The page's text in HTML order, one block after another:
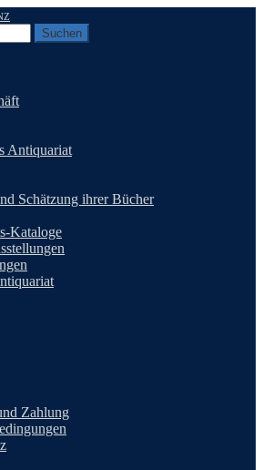
Suchen
Antiquariat
Schätzung ihrer Bücher
Kataloge
Zahlung